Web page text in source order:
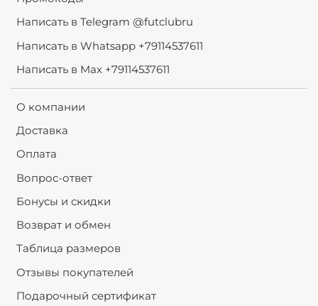
Написать в Telegram @futclubru
Написать в Whatsapp +79114537611
Написать в Max +79114537611
О компании
Доставка
Оплата
Вопрос-ответ
Бонусы и скидки
Возврат и обмен
Таблица размеров
Отзывы покупателей
Подарочный сертификат